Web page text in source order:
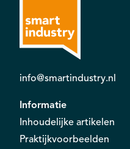
info@smartindustry.nl
Informatie
Inhoudelijke artikelen
Praktijkvoorbeelden